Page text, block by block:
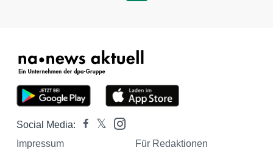
Social Media:
Impressum
Für Redaktionen